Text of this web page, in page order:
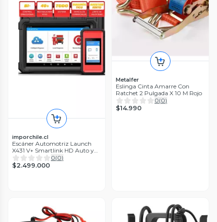
imporchile.cl
Escáner Automotriz Launch
X431 V+ Smartlink HD Auto y
Camión
0(0)
$2.499.000
Metalfer
Eslinga Cinta Amarre Con
Ratchet 2 Pulgada X 10 M Rojo
0(0)
$14.990